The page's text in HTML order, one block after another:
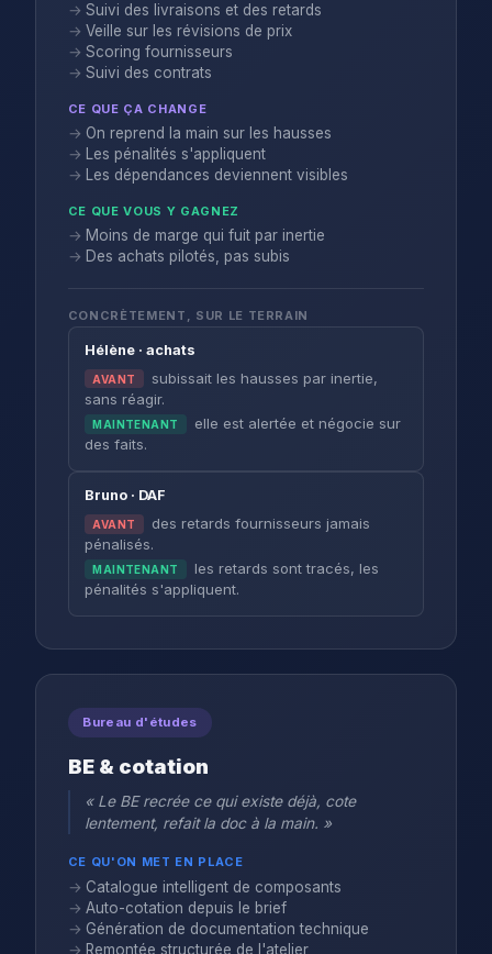
Suivi des livraisons et des retards
Veille sur les révisions de prix
Scoring fournisseurs
Suivi des contrats
CE QUE ÇA CHANGE
On reprend la main sur les hausses
Les pénalités s'appliquent
Les dépendances deviennent visibles
CE QUE VOUS Y GAGNEZ
Moins de marge qui fuit par inertie
Des achats pilotés, pas subis
CONCRÈTEMENT, SUR LE TERRAIN
Hélène · achats
AVANT
subissait les hausses par inertie,
sans réagir.
MAINTENANT
elle est alertée et négocie sur
des faits.
Bruno · DAF
AVANT
des retards fournisseurs jamais
pénalisés.
MAINTENANT
les retards sont tracés, les
pénalités s'appliquent.
Bureau d'études
BE & cotation
« Le BE recrée ce qui existe déjà, cote
lentement, refait la doc à la main. »
CE QU'ON MET EN PLACE
Catalogue intelligent de composants
Auto-cotation depuis le brief
Génération de documentation technique
Remontée structurée de l'atelier